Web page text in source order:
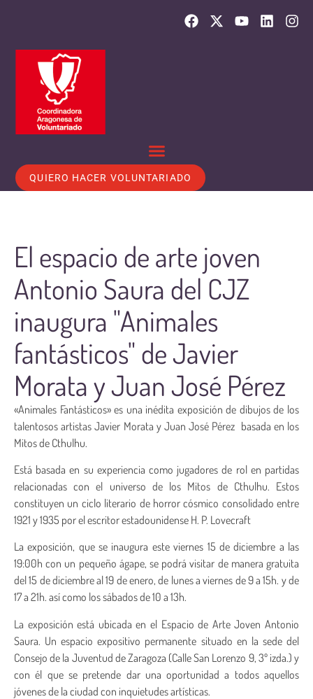
QUIERO HACER VOLUNTARIADO
El espacio de arte joven
Antonio Saura del CJZ
inaugura "Animales
fantásticos" de Javier
Morata y Juan José Pérez
«Animales Fantásticos» es una inédita exposición de dibujos de los
talentosos artistas Javier Morata y Juan José Pérez basada en los
Mitos de Cthulhu.
Está basada en su experiencia como jugadores de rol en partidas
relacionadas con el universo de los Mitos de Cthulhu. Estos
constituyen un ciclo literario de horror cósmico consolidado entre
1921 y 1935 por el escritor estadounidense H. P. Lovecraft
La exposición, que se inaugura este viernes 15 de diciembre a las
19:00h con un pequeño ágape, se podrá visitar de manera gratuita
del 15 de diciembre al 19 de enero, de lunes a viernes de 9 a 15h. y de
17 a 21h. así como los sábados de 10 a 13h.
La exposición está ubicada en el Espacio de Arte Joven Antonio
Saura. Un espacio expositivo permanente situado en la sede del
Consejo de la Juventud de Zaragoza (Calle San Lorenzo 9, 3º izda.) y
con él que se pretende dar una oportunidad a todos aquellos
jóvenes de la ciudad con inquietudes artísticas.